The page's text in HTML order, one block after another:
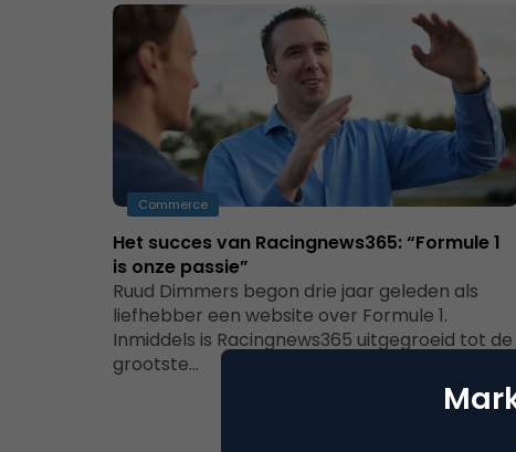
Commerce
Het succes van Racingnews365: “Formule 1
is onze passie”
Ruud Dimmers begon drie jaar geleden als
liefhebber een website over Formule 1.
Inmiddels is Racingnews365 uitgegroeid tot de
grootste…